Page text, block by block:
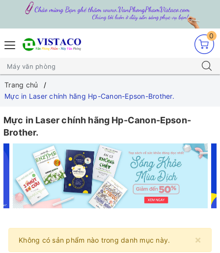
0
Trang chủ
Mực in Laser chính hãng Hp-Canon-Epson-Brother.
Mực in Laser chính hãng Hp-Canon-Epson-
Brother.
×
Không có sản phẩm nào trong danh mục này.